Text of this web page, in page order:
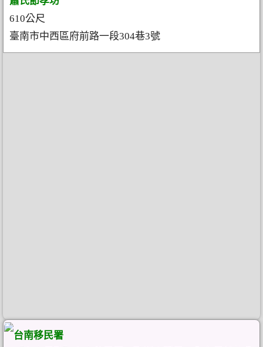
610公尺
臺南市中西區府前路一段304巷3號
台南移民署